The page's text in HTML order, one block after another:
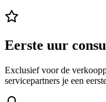
Eerste uur
Exclusief voor de
servicepartners je een